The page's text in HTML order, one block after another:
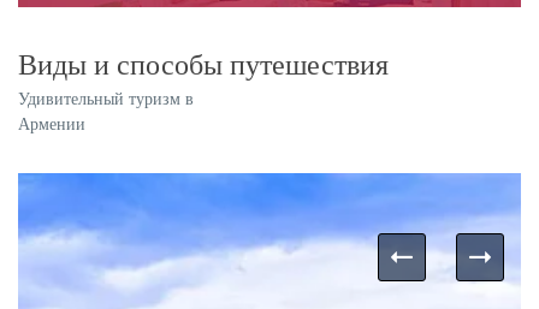
Виды и способы путешествия
Удивительный туризм в
Армении